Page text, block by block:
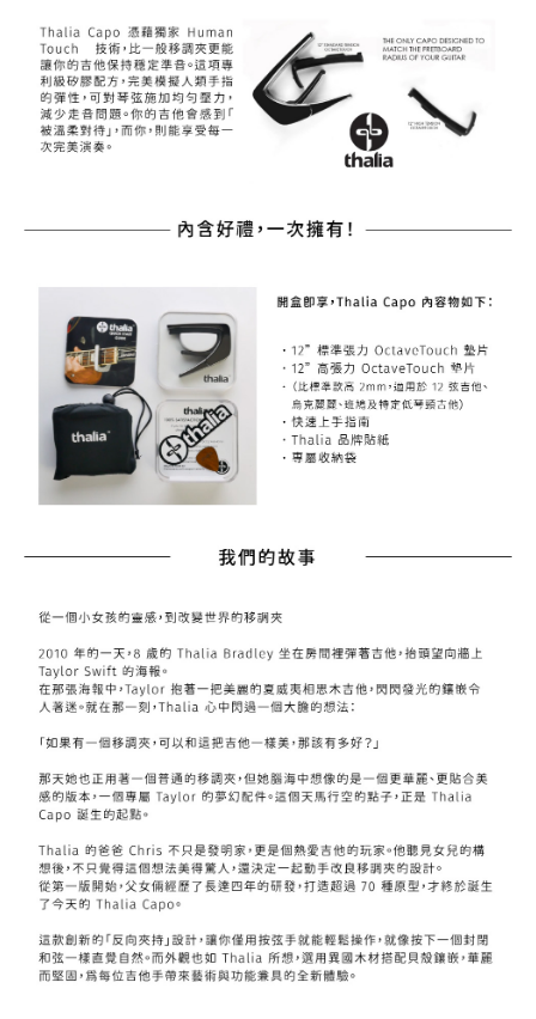
２．關於個人資料處理事宜，請瀏覽以下網址：
https://aftee.tw/terms/#terms3
３．未成年的使用者請事先徵得法定代理人或監護人之同意方可使用
「AFTEE先享後付」，若未經同意申辦者引起之損失，本公司不負相關責
任。
４．使用「AFTEE先享後付」時，將依據個別帳號之用戶狀況，依本公司即
時審查核予不同之上限額度；若仍有額度不足之情形，本公司將視審查結果
恩沛科技股份有限公司將有權停止該用戶之使用額度並採取法律行動。
每筆NT$80，滿NT$899(含以上)免運費
宅配 - 離島
每筆NT$80，滿NT$899(含以上)免運費